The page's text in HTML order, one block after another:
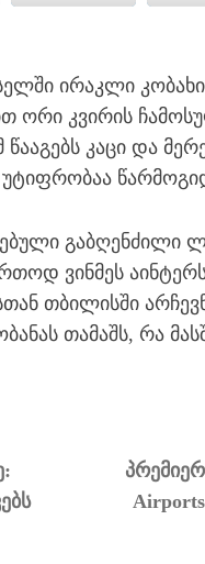
ირაკლი
ორი კვირის
კაცი და
გაბღენძილი
ვინმეს
თბილისში
თამაშს, რა